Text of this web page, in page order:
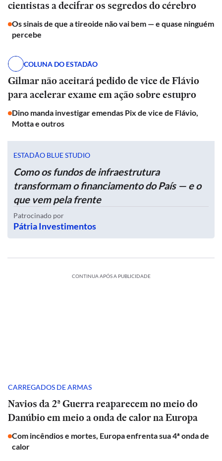
cientistas a decifrar os segredos do cérebro
Os sinais de que a tireoide não vai bem — e quase ninguém
percebe
COLUNA DO ESTADÃO
Gilmar não aceitará pedido de vice de Flávio
para acelerar exame em ação sobre estupro
Dino manda investigar emendas Pix de vice de Flávio,
Motta e outros
ESTADÃO BLUE STUDIO
Como os fundos de infraestrutura
transformam o financiamento do País — e o
que vem pela frente
Patrocinado por
Pátria Investimentos
CONTINUA APÓS A PUBLICIDADE
CARREGADOS DE ARMAS
Navios da 2ª Guerra reaparecem no meio do
Danúbio em meio a onda de calor na Europa
Com incêndios e mortes, Europa enfrenta sua 4ª onda de
calor